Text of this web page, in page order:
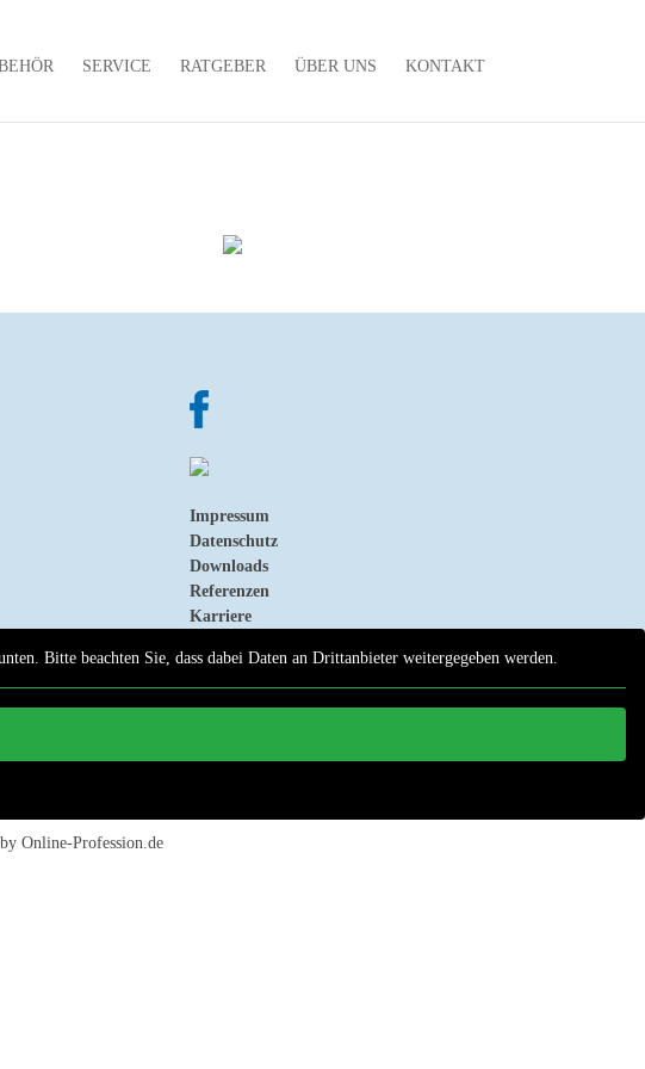
SERVICE RATGEBER ÜBER UNS KONTAKT
Impressum
Datenschutz
Downloads
Referenzen
Karriere
Bitte beachten Sie, dass dabei Daten an Drittanbieter weitergegeben werden.
Online-Profession.de